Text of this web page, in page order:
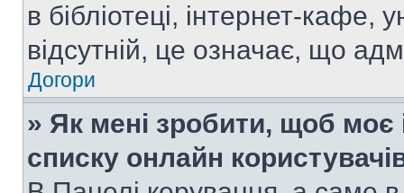
в бібліотеці, інтернет-кафе,
відсутній, це означає, що
Догори
» Як мені зробити, щоб моє
списку онлайн